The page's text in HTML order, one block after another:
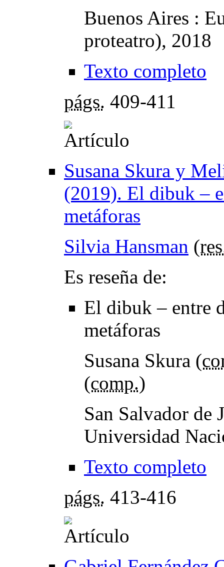
Buenos Aires :
proteatro), 2018
Texto completo
págs. 409-411
Susana Skura y
(2019). El dibuk –
metáforas
Silvia Hansman (
Es reseña de:
El dibuk – entre
metáforas
Susana Skura (
(comp.)
San Salvador
Universidad
Texto completo
págs. 413-416